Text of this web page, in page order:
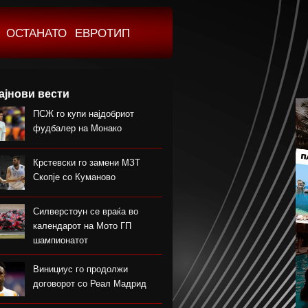
ОСТАНАТО ЕВРОТИП
вести
ПСЖ го купи најдобриот
фудбалер на Монако
Крстевски го замени МЗТ
Скопје со Куманово
Силверстоун се враќа во
календарот на Мото ГП
шампионатот
Винициус го продолжи
договорот со Реал Мадрид